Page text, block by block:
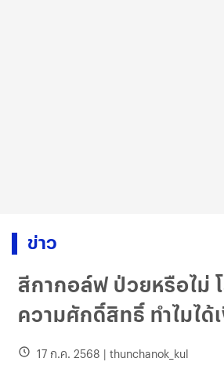
ข่าว
สีกากอล์ฟ ป่วยหรือไม่
ความศักดิ์สิทธิ์ ทำไมได้
17 ก.ค. 2568 | thunchanok_kul